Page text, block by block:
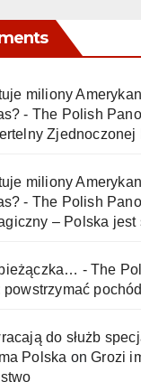
miliony
- The Polish
Zjednoczonej
miliony
- The Polish
– Polska jest
- The
powstrzymać
do służb
Polska onGrozi